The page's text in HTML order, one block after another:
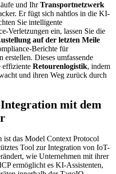
und IhrTransportnetzwerk
Er fügt sich nahtlos in die KI-
Sie intelligente
Verletzungen ein, lassen Sie die
auf der letzten Meile
Berichte für
erstellen. Dieses umfassende
effiziente Retourenlogistik, indem
und ihren Weg zurück durch
mit dem
ist das Model Context Protocol
Tool zur Integration von IoT-
wie Unternehmen mit ihrer
ermöglicht es KI-Assistenten,